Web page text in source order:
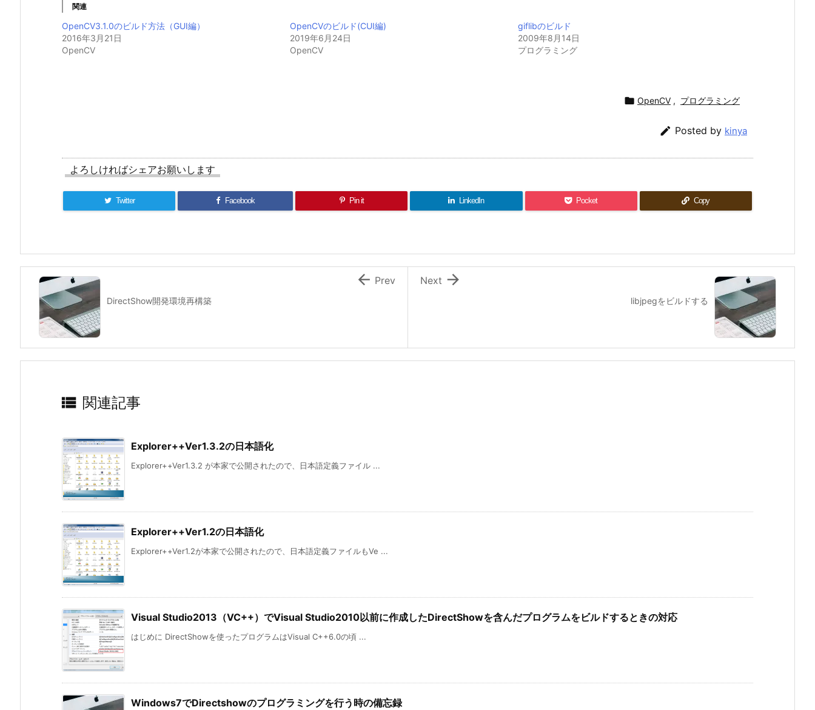
関連
OpenCV3.1.0のビルド方法（GUI編）
2016年3月21日
OpenCV
OpenCVのビルド(CUI編)
2019年6月24日
OpenCV
giflibのビルド
2009年8月14日
プログラミング
 OpenCV , プログラミング
 Posted by kinya
よろしければシェアお願いします
Twitter Facebook Pin it LinkedIn Pocket Copy
libjpegをビルドする

Next
DirectShow開発環境再構築
 Prev
 関連記事
Explorer++Ver1.3.2の日本語化
Explorer++Ver1.3.2 が本家で公開されたので、日本語定義ファイル ...
Explorer++Ver1.2の日本語化
Explorer++Ver1.2が本家で公開されたので、日本語定義ファイルもVe ...
Visual Studio2013（VC++）でVisual Studio2010以前に作成したDirectShowを含んだプログラムをビルドするときの対応
はじめに DirectShowを使ったプログラムはVisual C++6.0の頃 ...
Windows7でDirectshowのプログラミングを行う時の備忘録